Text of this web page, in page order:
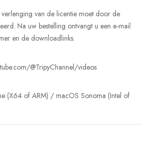
van de licentie moet door de
Na uw bestelling ontvangt u een e-mail
en de downloadlinks.
@TripyChannel/videos
(X64 of ARM) / macOS Sonoma (Intel of